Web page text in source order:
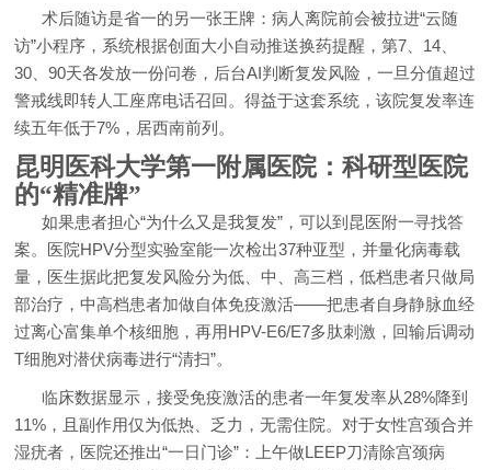
术后随访是省一的另一张王牌：病人离院前会被拉进“云随
访”小程序，系统根据创面大小自动推送换药提醒，第7、14、
30、90天各发放一份问卷，后台AI判断复发风险，一旦分值超过
警戒线即转人工座席电话召回。得益于这套系统，该院复发率连
续五年低于7%，居西南前列。
昆明医科大学第一附属医院：科研型医院
的“精准牌”
如果患者担心“为什么又是我复发”，可以到昆医附一寻找答
案。医院HPV分型实验室能一次检出37种亚型，并量化病毒载
量，医生据此把复发风险分为低、中、高三档，低档患者只做局
部治疗，中高档患者加做自体免疫激活——把患者自身静脉血经
过离心富集单个核细胞，再用HPV-E6/E7多肽刺激，回输后调动
T细胞对潜伏病毒进行“清扫”。
临床数据显示，接受免疫激活的患者一年复发率从28%降到
11%，且副作用仅为低热、乏力，无需住院。对于女性宫颈合并
湿疣者，医院还推出“一日门诊”：上午做LEEP刀清除宫颈病